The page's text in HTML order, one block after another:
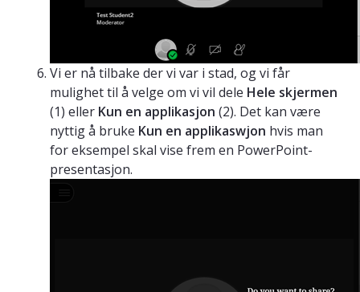
Vi er nå tilbake der vi var i stad, og vi får
mulighet til å velge om vi vil dele Hele skjermen
(1) eller Kun en applikasjon (2). Det kan være
nyttig å bruke Kun en applikaswjon hvis man
for eksempel skal vise frem en PowerPoint-
presentasjon.